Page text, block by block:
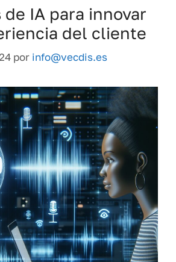
IA para innovar
del cliente
por info@vecdis.es